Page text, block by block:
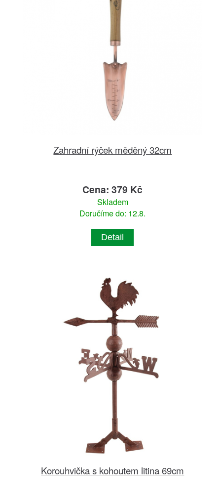
Zahradní rýček měděný 32cm
Cena: 379 Kč
Skladem
Doručíme do: 12.8.
Detail
Korouhvička s kohoutem litina 69cm